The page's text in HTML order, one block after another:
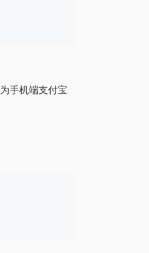
为手机端支付宝